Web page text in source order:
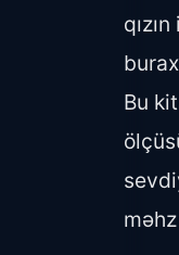
Bu